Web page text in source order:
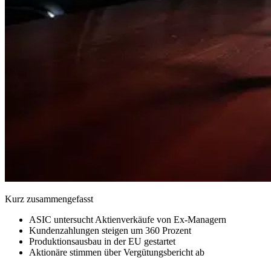
Kurz zusammengefasst
ASIC untersucht Aktienverkäufe von Ex-Managern
Kundenzahlungen steigen um 360 Prozent
Produktionsausbau in der EU gestartet
Aktionäre stimmen über Vergütungsbericht ab